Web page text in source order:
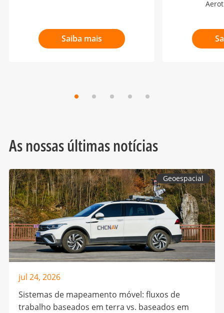
Saiba mais
As nossas últimas notícias
Geoespacial
jul 24, 2026
Sistemas de mapeamento móvel: fluxos de
trabalho baseados em terra vs. baseados em